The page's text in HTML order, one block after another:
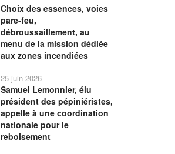
Choix des essences, voies
pare-feu,
débroussaillement, au
menu de la mission dédiée
aux zones incendiées
25 juin 2026
Samuel Lemonnier, élu
président des pépiniéristes,
appelle à une coordination
nationale pour le
reboisement